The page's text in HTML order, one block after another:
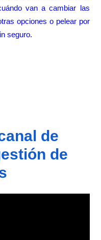
van a cambiar las
opciones o pelear por
seguro.
de
de